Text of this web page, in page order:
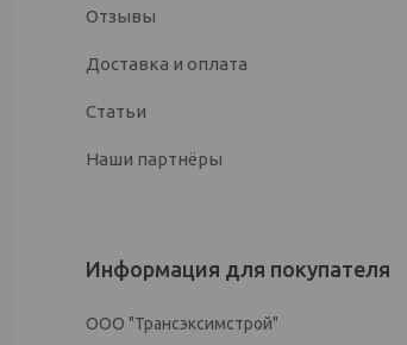
Отзывы
Доставка и оплата
Статьи
Наши партнёры
Информация для покупателя
ООО "Трансэксимстрой"